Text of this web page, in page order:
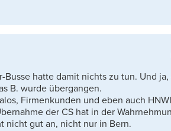
Busse hatte damit nichts zu tun. Und ja,
B. wurde übergangen.
Firmenkunden und eben auch
der CS hat in der
nicht gut an, nicht nur in Bern.